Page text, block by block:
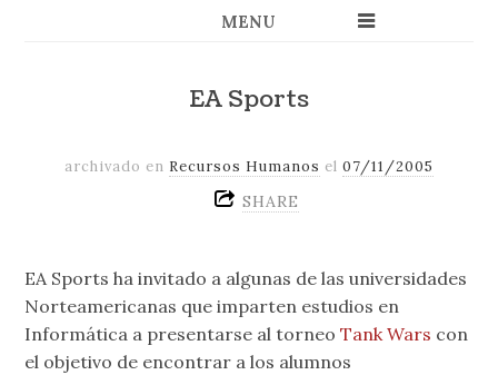
MENU
EA Sports
archivado en Recursos Humanos el 07/11/2005
SHARE
EA Sports ha invitado a algunas de las universidades
Norteamericanas que imparten estudios en
Informática a presentarse al torneoTank Wars con
el objetivo de encontrar a los alumnos